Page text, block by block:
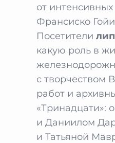
от
Франсиско
Посетители
какую роль в
с творчеством
работ и
«Тринадцати»:
и Даниилом
и Татьяной